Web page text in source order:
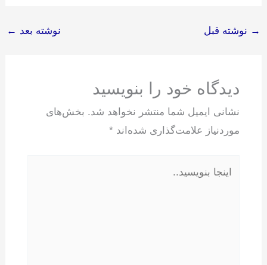
→ نوشته قبل نوشته بعد ←
دیدگاه‌ خود را بنویسید
نشانی ایمیل شما منتشر نخواهد شد. بخش‌های
موردنیاز علامت‌گذاری شده‌اند *